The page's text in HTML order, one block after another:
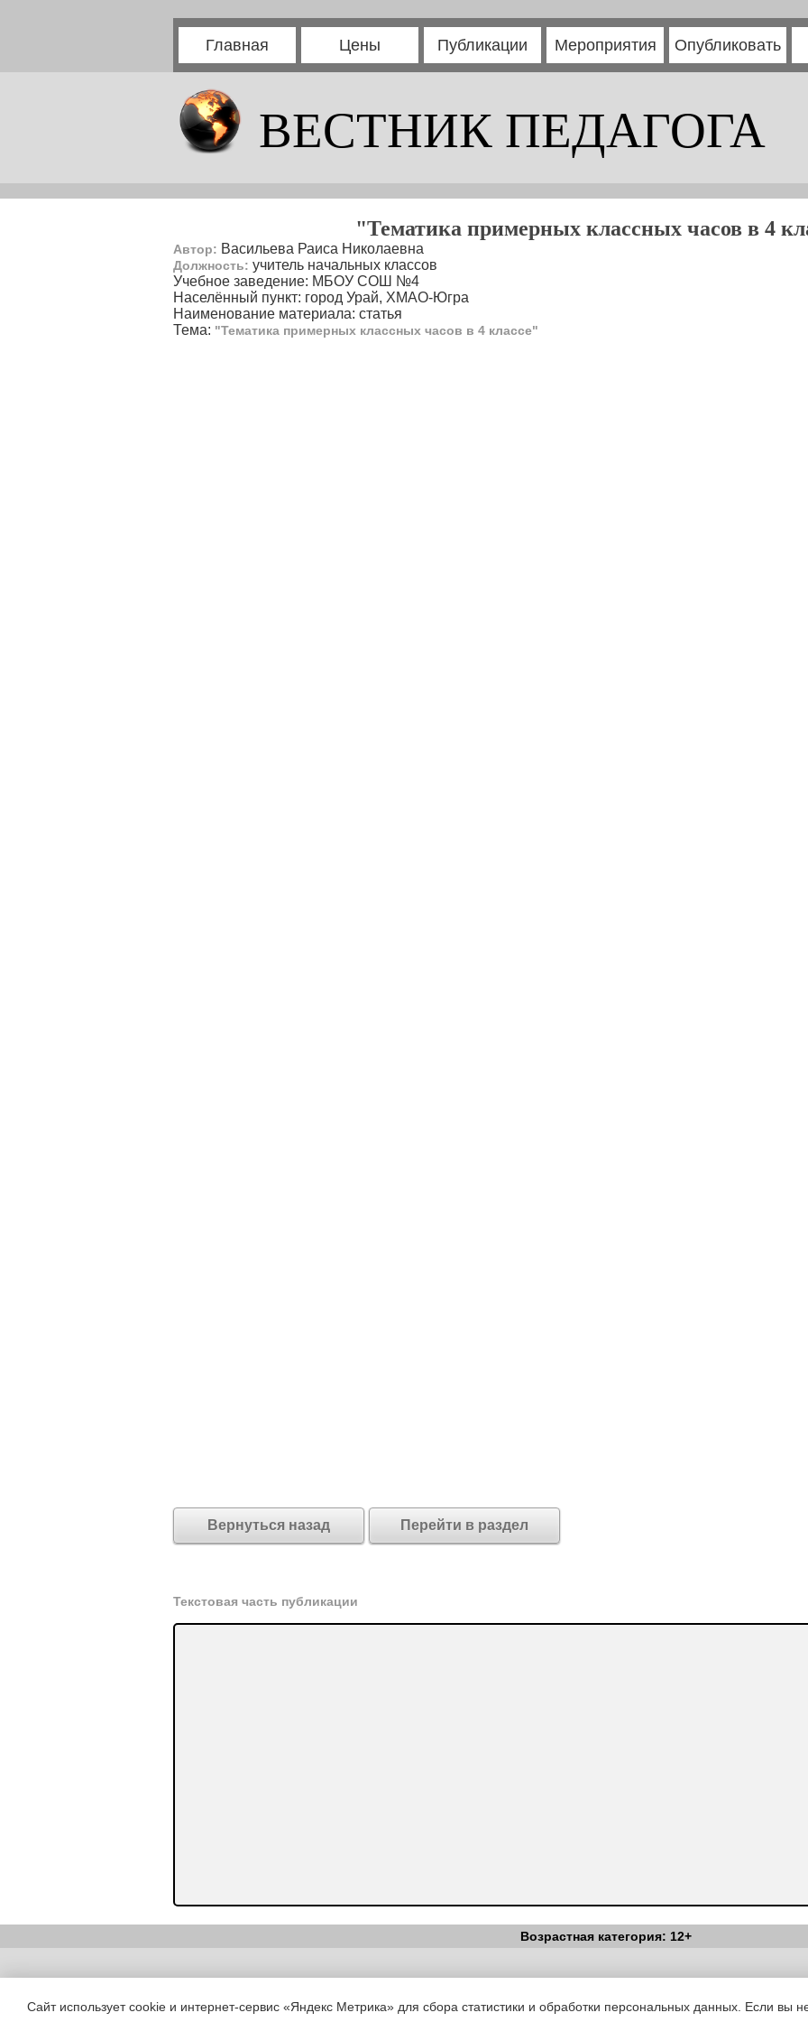
Главная Цены Публикации Мероприятия Опубликовать
ВЕСТНИК ПЕДАГОГА
"Тематика примерных классных часов в 4
Автор: Васильева Раиса Николаевна
Должность: учитель начальных классов
Учебное заведение: МБОУ СОШ №4
Населённый пункт: город Урай, ХМАО-Югра
Наименование материала: статья
Тема: "Тематика примерных классных часов в 4 классе"
Вернуться назад Перейти в раздел
Текстовая часть публикации
Возрастная категория: 12+
Copyright (c) |Вестник Педагога|Об издании|Условия|Политика
Сайт использует cookie и интернет-сервис «Яндекс Метрика» для сбора статистики и обработки персональных данных. Если вы